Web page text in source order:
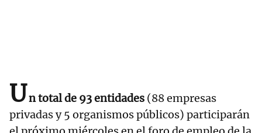
Un total de 93 entidades (88 empresas
privadas y 5 organismos públicos) participarán